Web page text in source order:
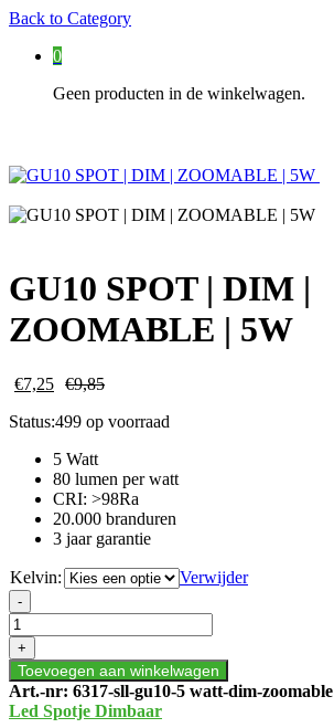
Back to Category
0
Geen producten in de winkelwagen.
GU10 SPOT | DIM |
ZOOMABLE | 5W
€7,25 €9,85
Status:499 op voorraad
5 Watt
80 lumen per watt
CRI: >98Ra
20.000 branduren
3 jaar garantie
Kelvin:
Verwijder
GU10
SPOT
|
DIM
|
ZOOMABLE
|
-
+
Toevoegen aan winkelwagen
Art.-nr: 6317-sll-gu10-5 watt-dim-zoomable
Led Spotje Dimbaar